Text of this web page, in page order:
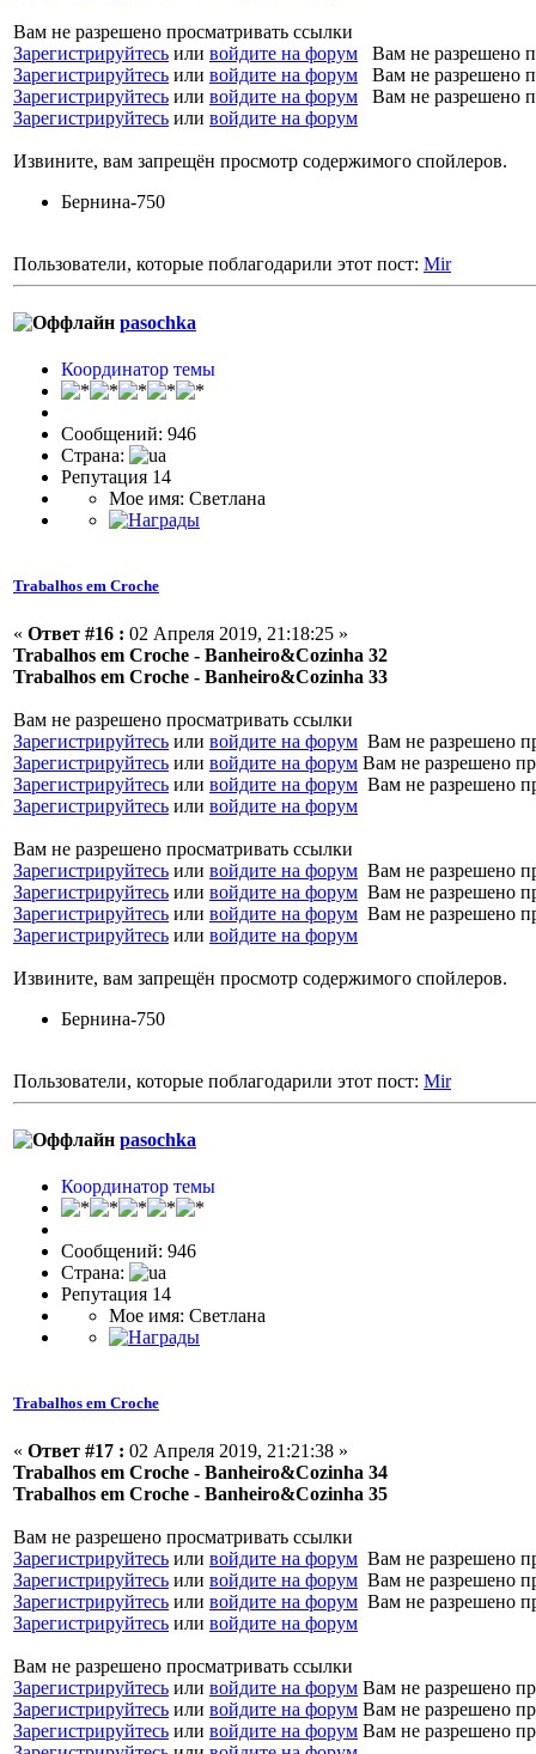
Вам не разрешено просматривать ссылки
Зарегистрируйтесь или войдите на форум Вам не разрешено
Зарегистрируйтесь или войдите на форум Вам не разрешено
Зарегистрируйтесь или войдите на форум Вам не разрешено
Зарегистрируйтесь или войдите на форум
Извините, вам запрещён просмотр содержимого спойлеров.
Бернина-750
Пользователи, которые поблагодарили этот пост: Mir
pasochka
Координатор темы
Сообщений: 946
Страна:
Репутация 14
Мое имя: Светлана
Trabalhos em Croche
« Ответ #16 : 02 Апреля 2019, 21:18:25 »
Trabalhos em Croche - Banheiro&Cozinha 32
Trabalhos em Croche - Banheiro&Cozinha 33
Вам не разрешено просматривать ссылки
Зарегистрируйтесь или войдите на форум Вам не разрешено
Зарегистрируйтесь или войдите на форум Вам не разрешено
Зарегистрируйтесь или войдите на форум Вам не разрешено
Зарегистрируйтесь или войдите на форум
Вам не разрешено просматривать ссылки
Зарегистрируйтесь или войдите на форум Вам не разрешено
Зарегистрируйтесь или войдите на форум Вам не разрешено
Зарегистрируйтесь или войдите на форум Вам не разрешено
Зарегистрируйтесь или войдите на форум
Извините, вам запрещён просмотр содержимого спойлеров.
Бернина-750
Пользователи, которые поблагодарили этот пост: Mir
pasochka
Координатор темы
Сообщений: 946
Страна:
Репутация 14
Мое имя: Светлана
Trabalhos em Croche
« Ответ #17 : 02 Апреля 2019, 21:21:38 »
Trabalhos em Croche - Banheiro&Cozinha 34
Trabalhos em Croche - Banheiro&Cozinha 35
Вам не разрешено просматривать ссылки
Зарегистрируйтесь или войдите на форум Вам не разрешено
Зарегистрируйтесь или войдите на форум Вам не разрешено
Зарегистрируйтесь или войдите на форум Вам не разрешено
Зарегистрируйтесь или войдите на форум
Вам не разрешено просматривать ссылки
Зарегистрируйтесь или войдите на форум Вам не разрешено
Зарегистрируйтесь или войдите на форум Вам не разрешено
Зарегистрируйтесь или войдите на форум Вам не разрешено